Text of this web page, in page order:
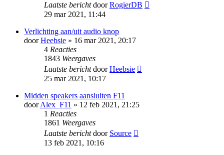
Laatste berichtdoorRogierDB
29 mar 2021, 11:44
Verlichting aan/uit audio knop
doorHeebsie » 16 mar 2021, 20:17
4 Reacties
1843 Weergaves
Laatste berichtdoorHeebsie
25 mar 2021, 10:17
Midden speakers aansluiten F11
doorAlex_F11 » 12 feb 2021, 21:25
1 Reacties
1861 Weergaves
Laatste berichtdoor Source
13 feb 2021, 10:16